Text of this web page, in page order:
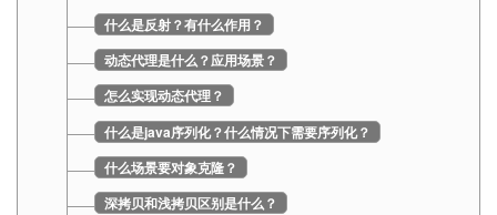
什么是反射？有什么作用？
动态代理是什么？应用场景？
怎么实现动态代理？
什么是java序列化？什么情况下需要序列化？
什么场景要对象克隆？
深拷贝和浅拷贝区别是什么？